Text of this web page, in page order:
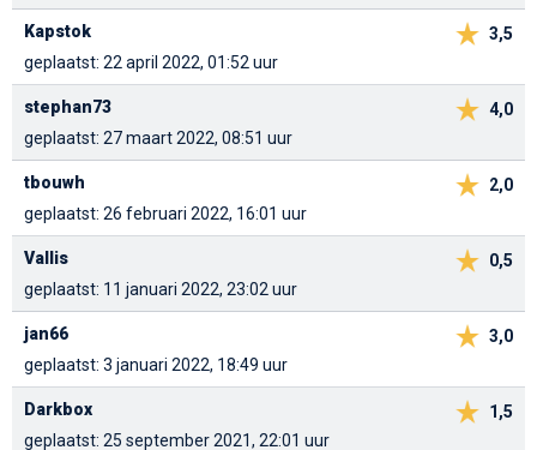
3,5
Kapstok
geplaatst: 22 april 2022, 01:52 uur
4,0
stephan73
geplaatst: 27 maart 2022, 08:51 uur
2,0
tbouwh
geplaatst: 26 februari 2022, 16:01 uur
0,5
Vallis
geplaatst: 11 januari 2022, 23:02 uur
3,0
jan66
geplaatst: 3 januari 2022, 18:49 uur
1,5
Darkbox
geplaatst: 25 september 2021, 22:01 uur